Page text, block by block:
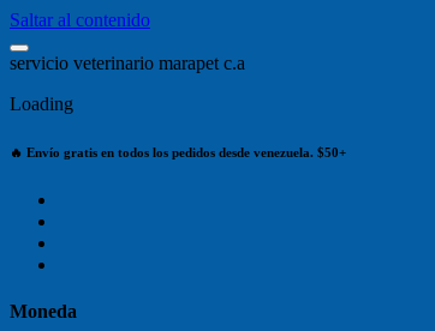
Saltar al contenido
servicio veterinario marapet c.a
Loading
🔥 Envío gratis en todos los pedidos desde venezuela. $50+
Moneda